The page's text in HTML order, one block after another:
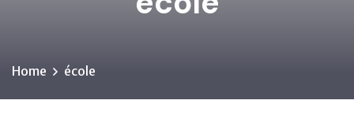
Home école